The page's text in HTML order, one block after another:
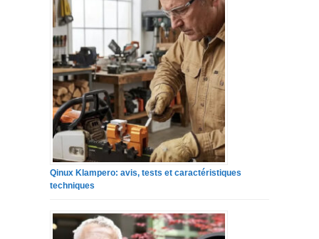
Qinux Klampero: avis, tests et caractéristiques
techniques